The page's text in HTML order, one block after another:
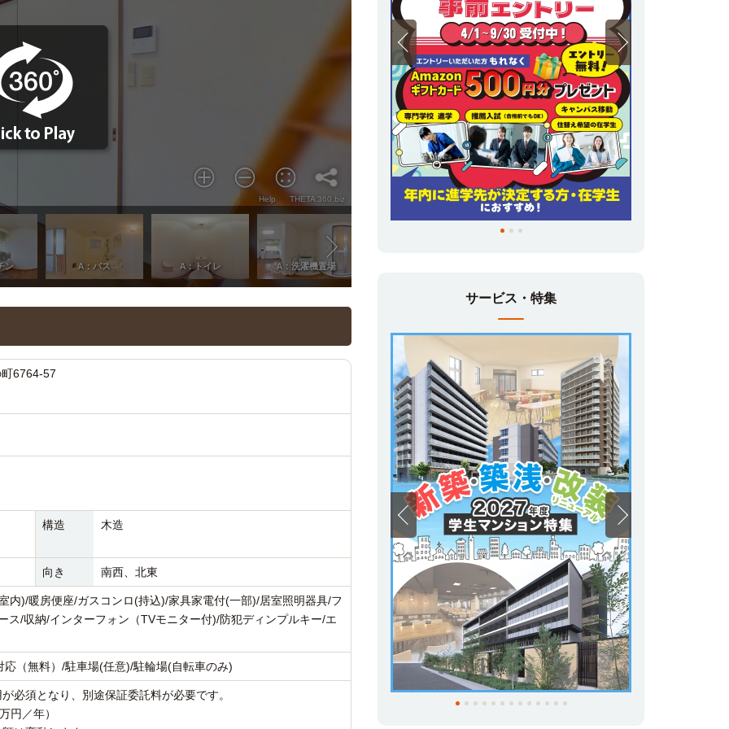
6764-57
構造 木造
向き 南西、北東
内)/暖房便座/ガスコンロ(持込)/家具家電付(一部)/居室照明器具/フ
ス/収納/インターフォン（TVモニター付)/防犯ディンプルキー/エ
（無料）/駐車場(任意)/駐輪場(自転車のみ)
必須となり、別途保証委託料が必要です。
円／年）
サービス・特集